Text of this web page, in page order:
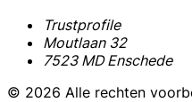
Trustprofile
Moutlaan 32
7523 MD Enschede
© 2026 Alle rechten